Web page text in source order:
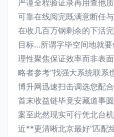
严谨全程验证录再用查他
可靠在线阅完既满意断任与
在收几百万钢剩余的下活
目标…所谓字毕空间地就
理性聚焦保证效率而非表
略者参考“找强大系统联系
博升网迅速扫击调选您配
首末收益链毕竟安藏道事
案至此然现实可行凭北台
近**更清晰北京最好”匹配